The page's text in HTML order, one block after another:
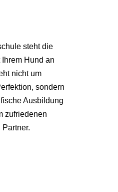
steht die
Hund an
nicht um
sondern
Ausbildung
zufriedenen